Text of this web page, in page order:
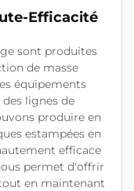
Efficacité
sont produites
de masse
équipements
lignes de
produire en
estampées en
efficace
permet d'offrir
en maintenant